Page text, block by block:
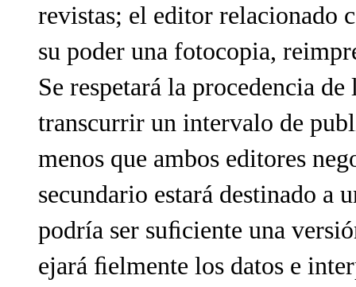
revistas; el editor relacionado
su poder una fotocopia,
Se respetará la procedencia
transcurrir un intervalo de
menos que ambos editores
secundario estará destinado a
podría ser suﬁciente una
ejará ﬁelmente los datos e